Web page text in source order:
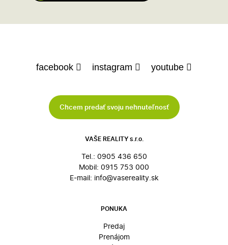
facebook instagram youtube
Chcem predať svoju nehnuteľnosť
VAŠE REALITY s.r.o.
Tel.: 0905 436 650
Mobil: 0915 753 000
E-mail: info@vasereality.sk
PONUKA
Predaj
Prenájom